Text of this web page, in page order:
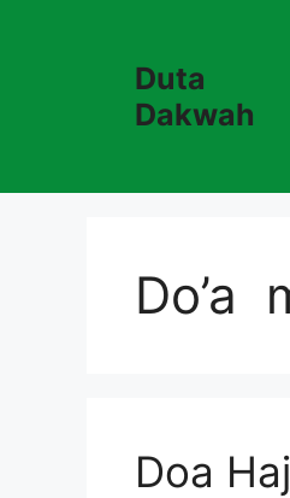
Duta
Dakwah
Do’a
Doa